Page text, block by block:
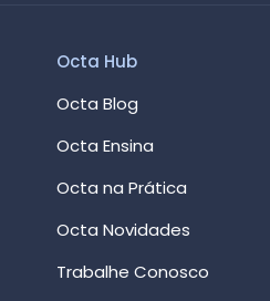
Octa Hub
Octa Blog
Octa Ensina
Octa na Prática
Octa Novidades
Trabalhe Conosco